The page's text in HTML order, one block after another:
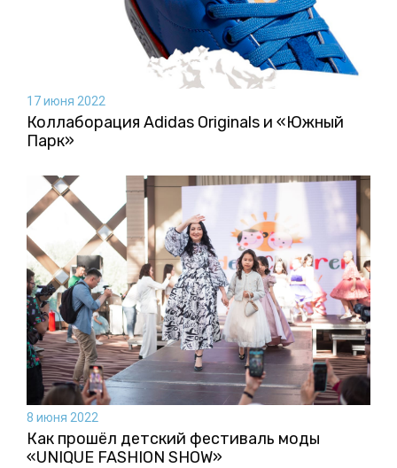
17 июня 2022
Коллаборация Аdidas Originals и «Южный
Парк»
8 июня 2022
Как прошёл детский фестиваль моды
«UNIQUE FASHION SHOW»